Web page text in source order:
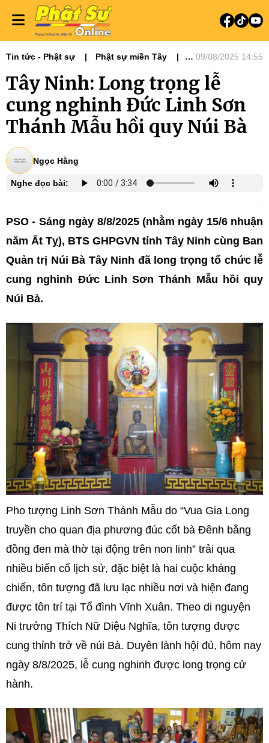
Tin tức - Phật sự
Phật sự miền Tây
09/08/2025 14:55
Tây Ninh: Long trọng lễ
cung nghinh Đức Linh Sơn
Thánh Mẫu hồi quy Núi Bà
Ngọc Hằng
Nghe đọc bài:
PSO - Sáng ngày 8/8/2025 (nhằm ngày 15/6 nhuận
năm Ất Tỵ), BTS GHPGVN tỉnh Tây Ninh cùng Ban
Quản trị Núi Bà Tây Ninh đã long trọng tổ chức lễ
cung nghinh Đức Linh Sơn Thánh Mẫu hồi quy
Núi Bà.
Pho tượng Linh Sơn Thánh Mẫu do “Vua Gia Long
truyền cho quan địa phương đúc cốt bà Đênh bằng
đồng đen mà thờ tại động trên non linh” trải qua
nhiều biến cố lịch sử, đặc biệt là hai cuộc kháng
chiến, tôn tượng đã lưu lạc nhiều nơi và hiện đang
được tôn trí tại Tổ đình Vĩnh Xuân. Theo di nguyện
Ni trưởng Thích Nữ Diệu Nghĩa, tôn tượng được
cung thỉnh trở về núi Bà. Duyên lành hội đủ, hôm nay
ngày 8/8/2025, lễ cung nghinh được long trọng cử
hành.